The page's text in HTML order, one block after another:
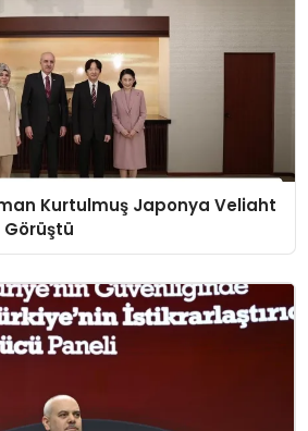
Kurtulmuş Japonya Veliaht
Görüştü